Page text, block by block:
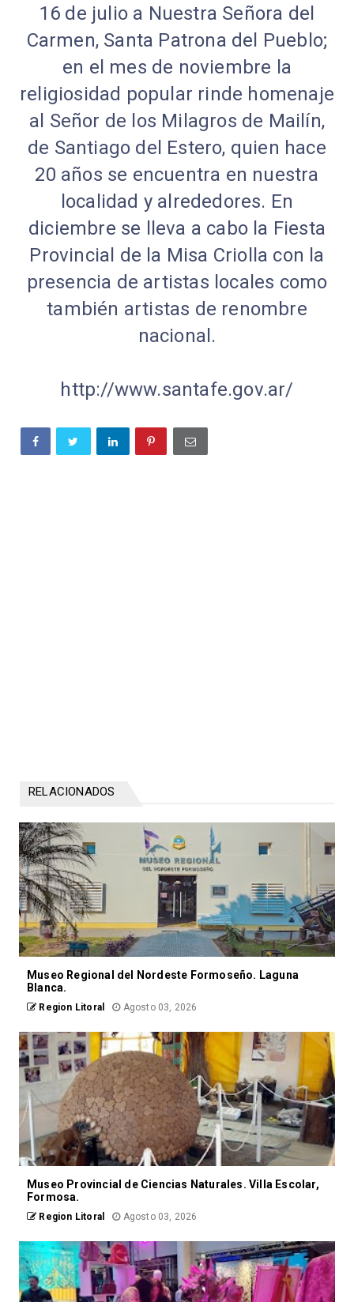
16 de julio a Nuestra Señora del
Carmen, Santa Patrona del Pueblo;
en el mes de noviembre la
religiosidad popular rinde homenaje
al Señor de los Milagros de Mailín,
de Santiago del Estero, quien hace
20 años se encuentra en nuestra
localidad y alrededores. En
diciembre se lleva a cabo la Fiesta
Provincial de la Misa Criolla con la
presencia de artistas locales como
también artistas de renombre
nacional.
http://www.santafe.gov.ar/
RELACIONADOS
Museo Regional del Nordeste Formoseño. Laguna
Blanca.
Region Litoral Agosto 03, 2026
Museo Provincial de Ciencias Naturales. Villa Escolar,
Formosa.
Region Litoral Agosto 03, 2026